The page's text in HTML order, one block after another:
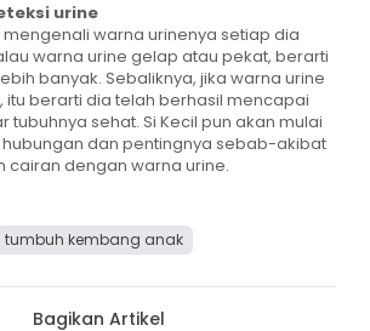
urine
mengenali warna urinenya setiap dia
warna urine gelap atau pekat, berarti
banyak. Sebaliknya, jika warna urine
itu berarti dia telah berhasil mencapai
tubuhnya sehat. Si Kecil pun akan mulai
dan pentingnya sebab-akibat
cairan dengan warna urine.
tumbuh kembang anak
Bagikan Artikel